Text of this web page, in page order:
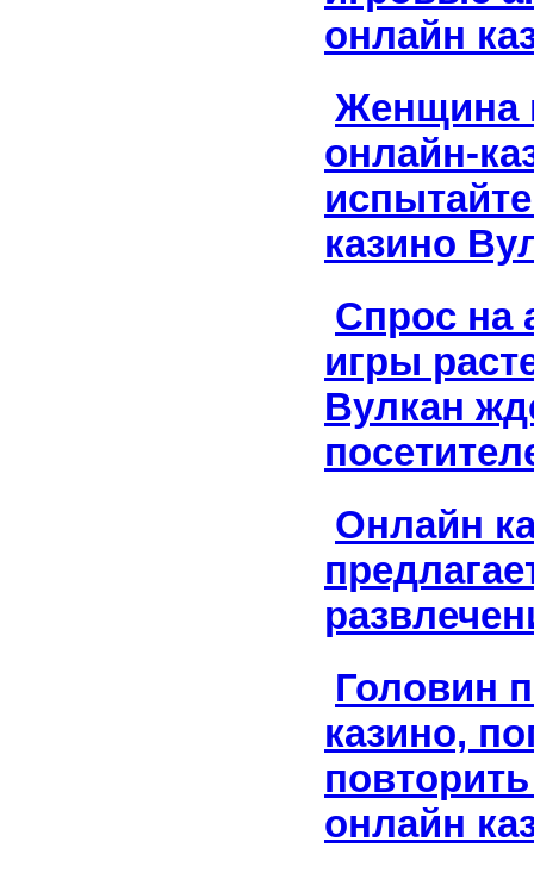
онлайн
Женщина
онлайн-
казино
Спрос на
игры
Вулкан
Онлайн
Головин
казино,
онлайн